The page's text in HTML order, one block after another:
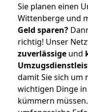
Sie planen einen
Wittenberge und
Geld sparen?
richtig! Unser
zuverlässige und
damit Sie sich um
wichtigen Dinge
kümmern